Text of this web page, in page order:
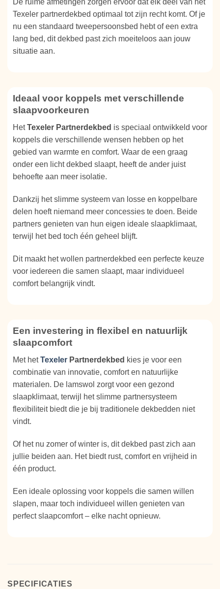
Texeler partnerdekbed optimaal tot zijn recht komt. Of je
nu een standaard tweepersoonsbed hebt of een extra
lang bed, dit dekbed past zich moeiteloos aan jouw
situatie aan.
Ideaal voor koppels met verschillende
slaapvoorkeuren
HetTexeler Partnerdekbed is speciaal ontwikkeld voor
koppels die verschillende wensen hebben op het
gebied van warmte en comfort. Waar de een graag
onder een licht dekbed slaapt, heeft de ander juist
behoefte aan meer isolatie.
Dankzij het slimme systeem van losse en koppelbare
delen hoeft niemand meer concessies te doen. Beide
partners genieten van hun eigen ideale slaapklimaat,
terwijl het bed toch één geheel blijft.
Dit maakt het wollen partnerdekbed een perfecte keuze
voor iedereen die samen slaapt, maar individueel
comfort belangrijk vindt.
Een investering in flexibel en natuurlijk
slaapcomfort
Met hetTexeler Partnerdekbed kies je voor een
combinatie van innovatie, comfort en natuurlijke
materialen. De lamswol zorgt voor een gezond
slaapklimaat, terwijl het slimme partnersysteem
flexibiliteit biedt die je bij traditionele dekbedden niet
vindt.
Of het nu zomer of winter is, dit dekbed past zich aan
jullie beiden aan. Het biedt rust, comfort en vrijheid in
één product.
Een ideale oplossing voor koppels die samen willen
slapen, maar toch individueel willen genieten van
perfect slaapcomfort – elke nacht opnieuw.
SPECIFICATIES